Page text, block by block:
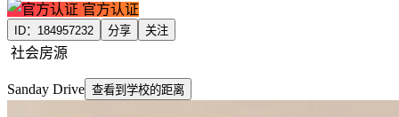
官方认证
ID： 184957232 分享 关注
社会房源
Sanday Drive 查看到学校的距离